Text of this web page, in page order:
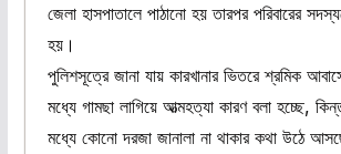
জেলা হাসপাতালে পাঠানো হয় তারপর পরিবারের
হয়।
পুলিশসূত্রে জানা যায় কারখানার ভিতরে শ্রমিক
মধ্যে গামছা লাগিয়ে আত্মহত্যা কারণ বলা হচ্ছে,
মধ্যে কোনো দরজা জানালা না থাকার কথা উঠে